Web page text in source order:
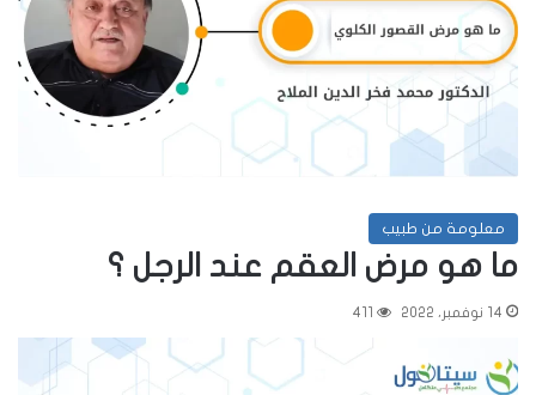
معلومة من طبيب
ما هو مرض العقم عند الرجل ؟
14 نوفمبر، 2022 411